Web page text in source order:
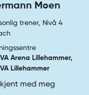
Moen
trener, Nivå 4
Arena Lillehammer,
Lillehammer
med meg